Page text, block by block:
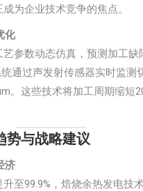
为企业技术竞争的焦点。
化
参数动态仿真，预测加工缺
通过声发射传感器实时监测
。这些技术将加工周期缩短
势与战略建议
济
至99.9%，焙烧余热发电技